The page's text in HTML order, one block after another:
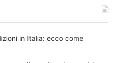
in Italia: ecco come